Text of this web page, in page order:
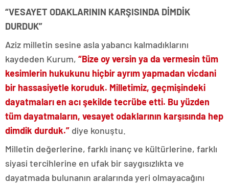
“VESAYET ODAKLARININ KARŞISINDA DİMDİK
DURDUK”
Aziz milletin sesine asla yabancı kalmadıklarını
kaydeden Kurum, “Bize oy versin ya da vermesin tüm
kesimlerin hukukunu hiçbir ayrım yapmadan vicdani
bir hassasiyetle koruduk. Milletimiz, geçmişindeki
dayatmaları en acı şekilde tecrübe etti. Bu yüzden
tüm dayatmaların, vesayet odaklarının karşısında hep
dimdik durduk.” diye konuştu.
Milletin değerlerine, farklı inanç ve kültürlerine, farklı
siyasi tercihlerine en ufak bir saygısızlıkta ve
dayatmada bulunanın aralarında yeri olmayacağını